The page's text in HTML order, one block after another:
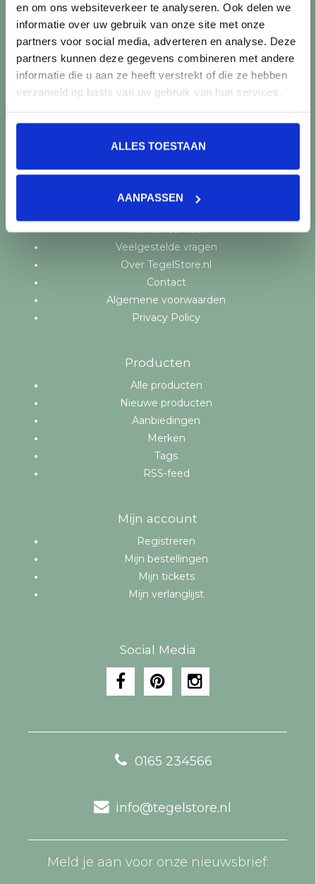
en om ons websiteverkeer te analyseren. Ook delen we
informatie over uw gebruik van onze site met onze
partners voor social media, adverteren en analyse. Deze
partners kunnen deze gegevens combineren met andere
informatie die u aan ze heeft verstrekt of die ze hebben
verzameld op basis van uw gebruik van hun services.
ALLES TOESTAAN
AANPASSEN
Klantenservice
Showroom bezoeken?
Openingstijden
Vraag een offerte aan
Levering en bezorging
Retourneren
Controle vóór verwerking
Batch, kaliber & kleurnuances
Garantie & klachten
Veelgestelde vragen
Over TegelStore.nl
Contact
Algemene voorwaarden
Privacy Policy
Producten
Alle producten
Nieuwe producten
Aanbiedingen
Merken
Tags
RSS-feed
Mijn account
Registreren
Mijn bestellingen
Mijn tickets
Mijn verlanglijst
Social Media
0165 234566
info@tegelstore.nl
Meld je aan voor onze nieuwsbrief: